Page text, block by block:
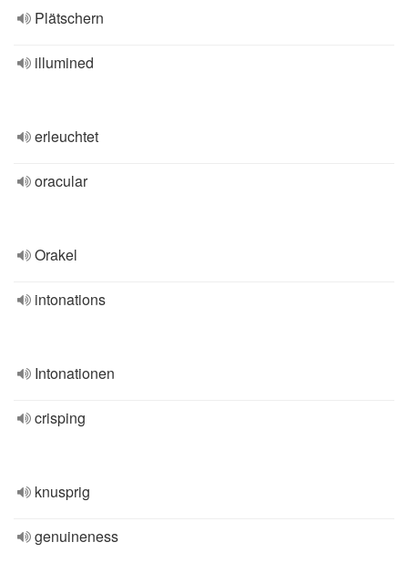
Plätschern
illumined
erleuchtet
oracular
Orakel
intonations
Intonationen
crisping
knusprig
genuineness